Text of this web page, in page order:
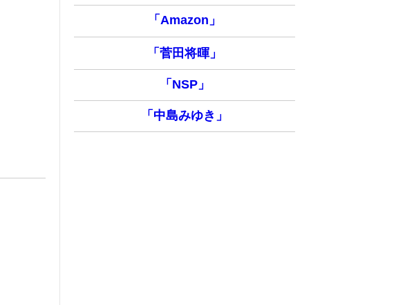
「Amazon」
「菅田将暉」
「NSP」
「中島みゆき」